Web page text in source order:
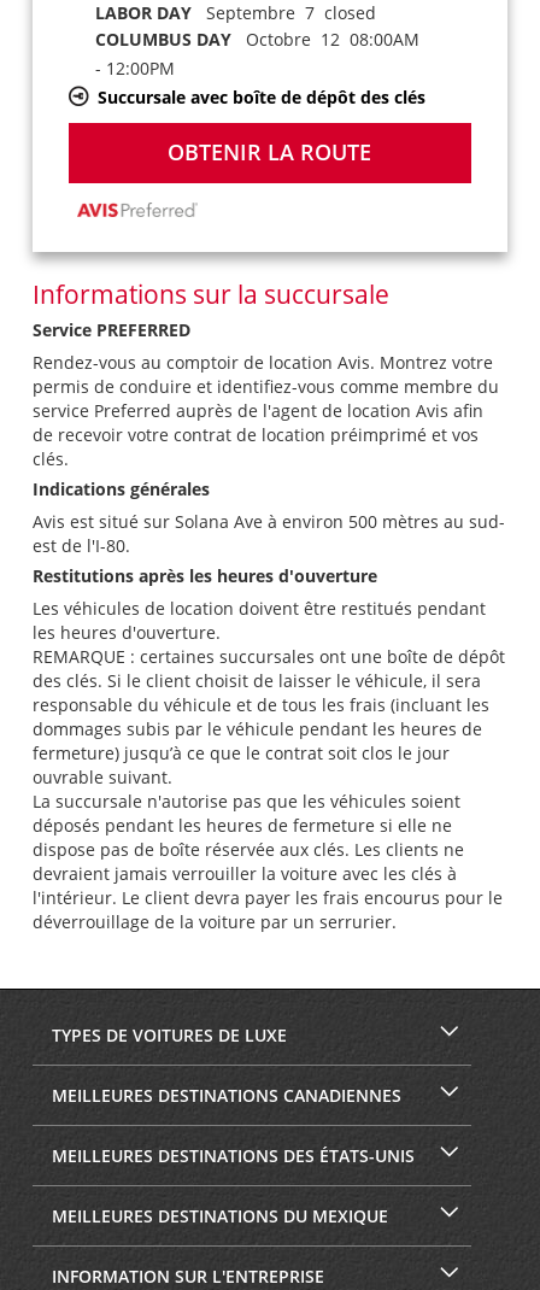
LABOR DAYSeptembre 7 closed
COLUMBUS DAYOctobre 12 08:00AM
- 12:00PM
Succursale avec boîte de dépôt des clés
OBTENIR LA ROUTE
Informations sur la succursale
Service PREFERRED
Rendez-vous au comptoir de location Avis. Montrez votre
permis de conduire et identifiez-vous comme membre du
service Preferred auprès de l'agent de location Avis afin
de recevoir votre contrat de location préimprimé et vos
clés.
Indications générales
Avis est situé sur Solana Ave à environ 500 mètres au sud-
est de l'I-80.
Restitutions après les heures d'ouverture
Les véhicules de location doivent être restitués pendant
les heures d'ouverture.
REMARQUE : certaines succursales ont une boîte de dépôt
des clés. Si le client choisit de laisser le véhicule, il sera
responsable du véhicule et de tous les frais (incluant les
dommages subis par le véhicule pendant les heures de
fermeture) jusqu’à ce que le contrat soit clos le jour
ouvrable suivant.
La succursale n'autorise pas que les véhicules soient
déposés pendant les heures de fermeture si elle ne
dispose pas de boîte réservée aux clés. Les clients ne
devraient jamais verrouiller la voiture avec les clés à
l'intérieur. Le client devra payer les frais encourus pour le
déverrouillage de la voiture par un serrurier.
TYPES DE VOITURES DE LUXE
MEILLEURES DESTINATIONS CANADIENNES
MEILLEURES DESTINATIONS DES ÉTATS-UNIS
MEILLEURES DESTINATIONS DU MEXIQUE
INFORMATION SUR L'ENTREPRISE